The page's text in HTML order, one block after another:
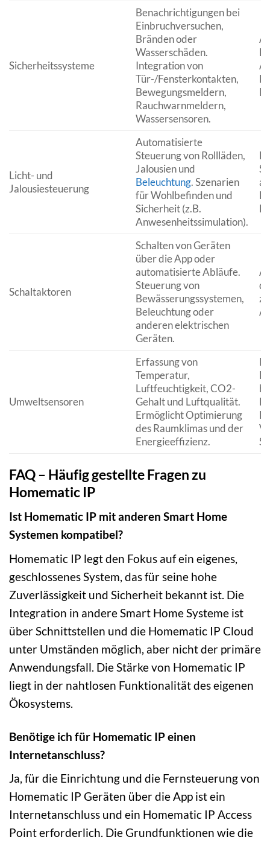
Sicherheitssysteme
Benachrichtigungen bei
Einbruchversuchen,
Bränden oder
Wasserschäden.
Integration von
Tür-/Fensterkontakten,
Bewegungsmeldern,
Rauchwarnmeldern,
Wassersensoren.
Licht- und
Jalousiesteuerung
Automatisierte
Steuerung von Rollläden,
Jalousien und
Beleuchtung. Szenarien
für Wohlbefinden und
Sicherheit (z.B.
Anwesenheitssimulation).
Schaltaktoren
Schalten von Geräten
über die App oder
automatisierte Abläufe.
Steuerung von
Bewässerungssystemen,
Beleuchtung oder
anderen elektrischen
Geräten.
Umweltsensoren
Erfassung von
Temperatur,
Luftfeuchtigkeit, CO2-
Gehalt und Luftqualität.
Ermöglicht Optimierung
des Raumklimas und der
Energieeffizienz.
FAQ – Häufig gestellte Fragen zu
Homematic IP
Ist Homematic IP mit anderen Smart Home
Systemen kompatibel?
Homematic IP legt den Fokus auf ein eigenes,
geschlossenes System, das für seine hohe
Zuverlässigkeit und Sicherheit bekannt ist. Die
Integration in andere Smart Home Systeme ist
über Schnittstellen und die Homematic IP Cloud
unter Umständen möglich, aber nicht der primäre
Anwendungsfall. Die Stärke von Homematic IP
liegt in der nahtlosen Funktionalität des eigenen
Ökosystems.
Benötige ich für Homematic IP einen
Internetanschluss?
Ja, für die Einrichtung und die Fernsteuerung von
Homematic IP Geräten über die App ist ein
Internetanschluss und ein Homematic IP Access
Point erforderlich. Die Grundfunktionen wie die